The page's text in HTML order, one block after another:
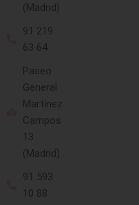
(Madrid)
91 219
63 64
Paseo
General
Martínez
Campos
13
(Madrid)
91 593
10 88